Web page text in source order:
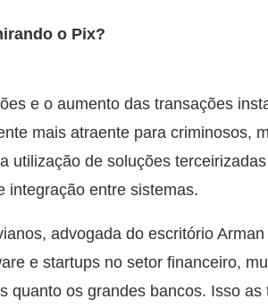
o Pix?
e o aumento das transações
mais atraente para criminosos,
utilização de soluções
integração entre sistemas.
advogada do escritório
e startups no setor financeiro,
quanto os grandes bancos. Isso